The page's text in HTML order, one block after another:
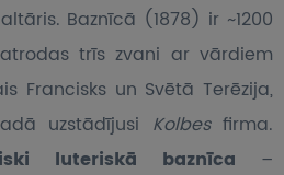
Baznīcā (1878) ir ~1200
trīs zvani ar vārdiem
Francisks un Svētā Terēzija,
uzstādījusi Kolbesfirma.
luteriskā baznīca –